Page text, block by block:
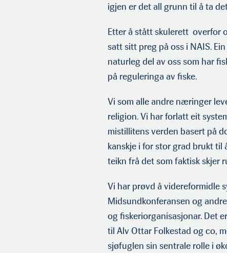
igjen er det all grunn til å ta
Etter å stått skulerett overfor
satt sitt preg på oss i NAIS.
naturleg del av oss som har
på reguleringa av fiske.
Vi som alle andre næringer
religion. Vi har forlatt eit
mistillitens verden basert på
kanskje i for stor grad brukt til
teikn frå det som faktisk skjer
Vi har prøvd å videreformidle
Midsundkonferansen og
og fiskeriorganisasjonar. Det
til Alv Ottar Folkestad og co,
sjøfuglen sin sentrale rolle i